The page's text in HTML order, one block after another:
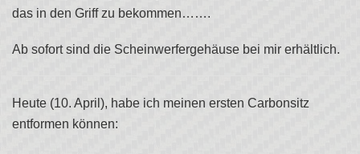
das in den Griff zu bekommen…….
Ab sofort sind die Scheinwerfergehäuse bei mir erhältlich.
Heute (10. April), habe ich meinen ersten Carbonsitz
entformen können: